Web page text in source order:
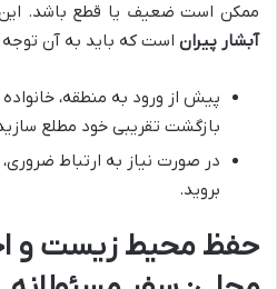
ممکن است ضعیف یا قطع باشد.
آبشار پیران است که باید به آن
پیش از ورود به منطقه،
بازگشت تقریبی خود مطلع
در صورت نیاز به ارتباط
بروید.
حفظ محیط زیست و